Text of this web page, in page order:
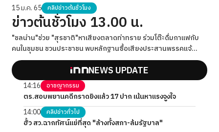
15 ม.ค. 65 คลิปข่าวต้นชั่วโมง
ข่าวต้นชั่วโมง 13.00 น.
"ชลน่าน"ช่วย "สุรชาติ"หาเสียงตลาดท่าทราย ร่วมโต๊ะดื่มกาแฟกับ
คนในชุมชน ชวนประชาชน พบหลักฐานซื้อเสียงประสานพรรคแจ้
งกกต.ได้เลย
NEWS UPDATE
14:16 อาชญากรรม
ตร.สอบพยานคดีกราดยิงแล้ว 17 ปาก เน้นหาแรงจูงใจ
14:00
คลิปข่าวทั่วไป
ฮั้ว สว.ฉากทัศน์แย่ที่สุด "ล้างทั้งสภา-ล้มรัฐบาล"